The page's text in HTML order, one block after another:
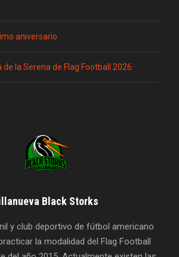
aniversario
de la Serena de Flag Football 2026
Black Storks
y club deportivo de fútbol americano
la modalidad del Flag Football